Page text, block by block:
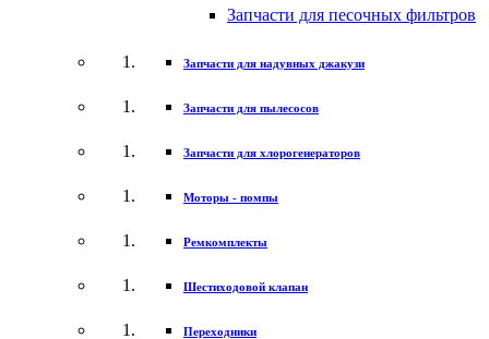
Запчасти для песочных фильтров
Запчасти для надувных джакузи
Запчасти для пылесосов
Запчасти для хлорогенераторов
Моторы - помпы
Ремкомплекты
Шестиходовой клапан
Переходники